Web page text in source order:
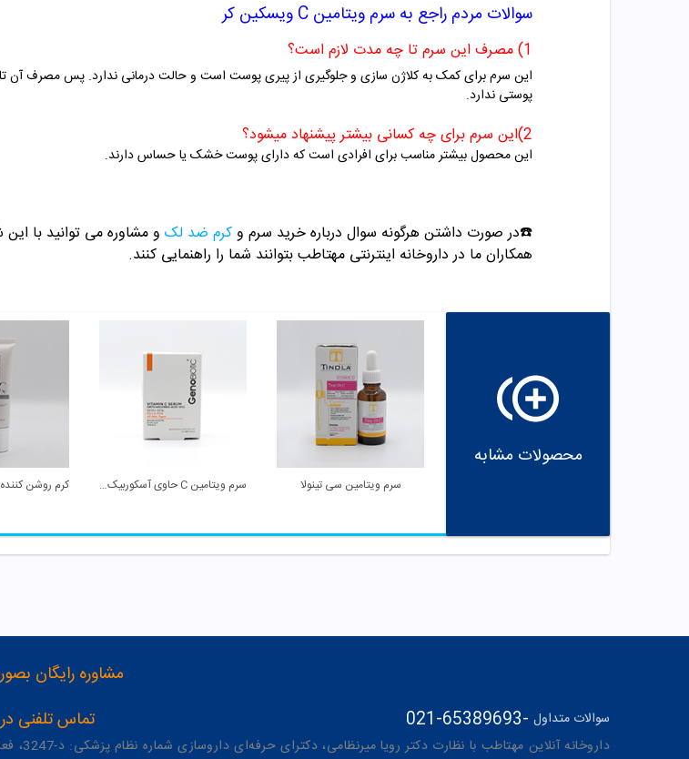
سوالات مردم راجع به سرم ویتامین C ویسکین کر
1) مصرف این سرم تا چه مدت لازم است؟
این سرم برای کمک به کلاژن سازی و جلوگیری از پیری پوست است و حالت درمانی ندارد. پس مصرف آن
پوستی ندارد.
2)این سرم برای چه کسانی بیشتر پیشنهاد میشود؟
این محصول بیشتر مناسب برای افرادی است که دارای پوست خشک یا حساس دارند.
☎️در صورت داشتن هرگونه سوال درباره خرید سرم وکرم ضد لک و مشاوره می توانید با این شماره ها
همکاران ما در داروخانه اینترنتی مهتاطب بتوانند شما را راهنمایی کنند.
محصولات مشابه
سرم ویتامین سی تینولا سرم ویتامین C حاوی آسکوربیک اسید 10% ژنوبایوتیک
مشاوره رایگان بصورت چت
تماس تلفنی در روزهای
021-65389693 سوالات متداول -
داروخانه آنلاین مهتاطب با نظارت دکتر رویا میرنظامی، دکترای حرفه‌ای داروسازی شماره نظام پزشکی: د-3247، فعالیت می‌کند. (